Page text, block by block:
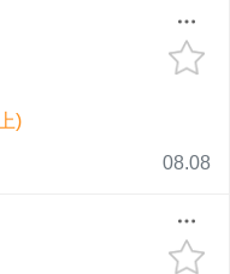
)
08.08